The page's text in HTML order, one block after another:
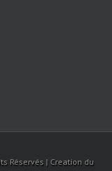
Réservés | Creation du